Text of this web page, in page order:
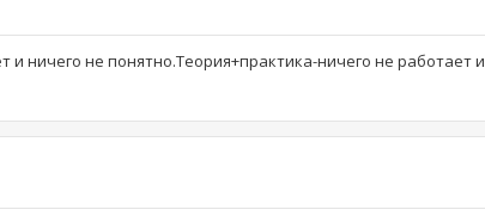
ничего не понятно.Теория+практика-ничего не работает и